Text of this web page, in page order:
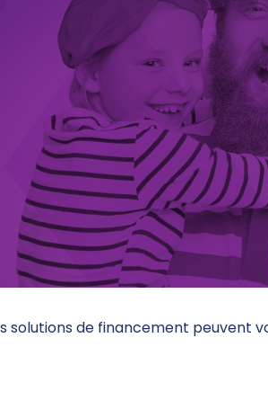
solutions de financement peuvent